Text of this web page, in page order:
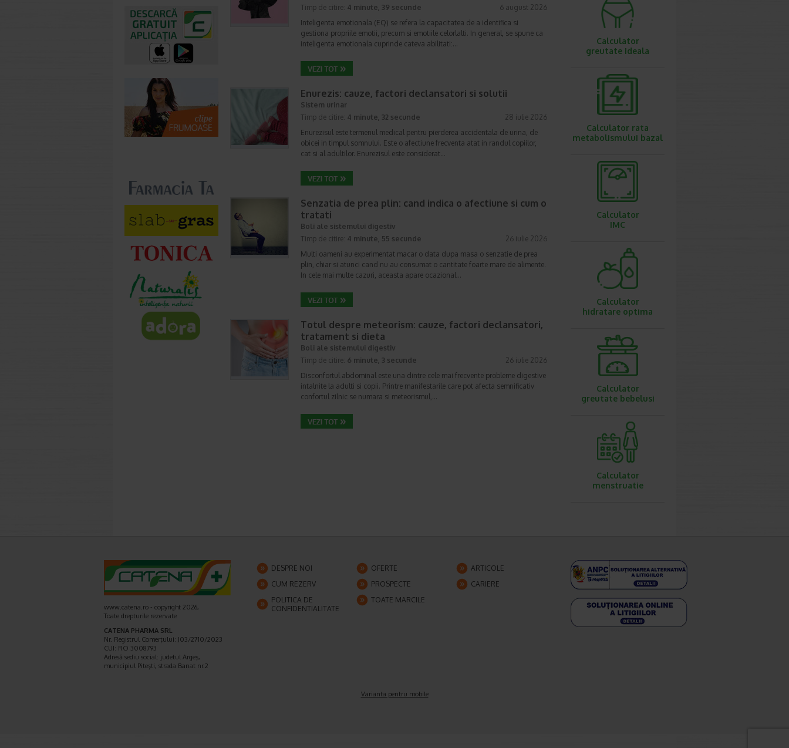
Timp de citire: 4 minute, 39 secunde
6 august 2026
Inteligenta emotionala (EQ) se refera la capacitatea de a identifica si
gestiona propriile emotii, precum si emotiile celorlalti. In general, se spune ca
inteligenta emotionala cuprinde cateva abilitati:…
Enurezis: cauze, factori declansatori si solutii
Sistem urinar
Timp de citire: 4 minute, 32 secunde
28 iulie 2026
Enurezisul este termenul medical pentru pierderea accidentala de urina, de
obicei in timpul somnului. Este o afectiune frecventa atat in randul copiilor,
cat si al adultilor. Enurezisul este considerat…
Senzatia de prea plin: cand indica o afectiune si cum o
tratati
Boli ale sistemului digestiv
Timp de citire: 4 minute, 55 secunde
26 iulie 2026
Multi oameni au experimentat macar o data dupa masa o senzatie de prea
plin, chiar si atunci cand nu au consumat o cantitate foarte mare de alimente.
In cele mai multe cazuri, aceasta apare ocazional…
Totul despre meteorism: cauze, factori declansatori,
tratament si dieta
Boli ale sistemului digestiv
Timp de citire: 6 minute, 3 secunde
26 iulie 2026
Disconfortul abdominal este una dintre cele mai frecvente probleme digestive
intalnite la adulti si copii. Printre manifestarile care pot afecta semnificativ
confortul zilnic se numara si meteorismul,…
Calculator
greutate ideala
Calculator rata
metabolismului bazal
Calculator
IMC
Calculator
hidratare optima
Calculator
greutate bebelusi
Calculator
menstruatie
www.catena.ro - copyright 2026,
Toate drepturile rezervate
CATENA PHARMA SRL
Nr. Registrul Comerţului: J03/2710/2023
CUI: RO 3008793
Adresă sediu social: judetul Argeş,
municipiul Piteşti, strada Banat nr.2
DESPRE NOI OFERTE
ARTICOLE
CUM REZERV
PROSPECTE
CARIERE
POLITICA DE
CONFIDENTIALITATE
TOATE MARCILE
Varianta pentru mobile